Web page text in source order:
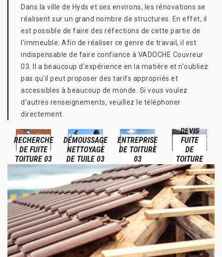
Dans la ville de Hyds et ses environs, les rénovations se
réalisent sur un grand nombre de structures. En effet, il
est possible de faire des réfections de cette partie de
l'immeuble. Afin de réaliser ce genre de travail, il est
indispensable de faire confiance à VADOCHE Couvreur
03. Il a beaucoup d'expérience en la matière et n'oubliez
pas qu'il peut proposer des tarifs appropriés et
accessibles à beaucoup de monde. Si vous voulez
d'autres renseignements, veuillez le téléphoner
directement.
RECHERCHE
DE FUITE
TOITURE 03
DÉMOUSSAGE
NETTOYAGE
DE TUILE 03
ENTREPRISE
DE TOITURE
03
DEVIS
FUITE
DE
TOITURE
03